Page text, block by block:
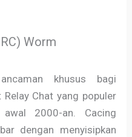
Worm
khusus bagi
Chat yang populer
2000-an. Cacing
dengan menyisipkan